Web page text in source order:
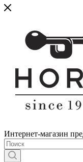
Интернет-магазин